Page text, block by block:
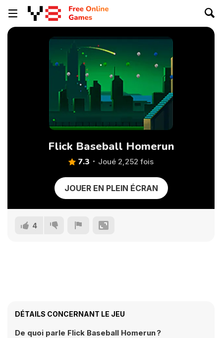
Flick Baseball Homerun
7.3 Joué 2,252 fois
JOUER EN PLEIN ÉCRAN
4
DÉTAILS CONCERNANT LE JEU
De quoi parle Flick Baseball Homerun ?